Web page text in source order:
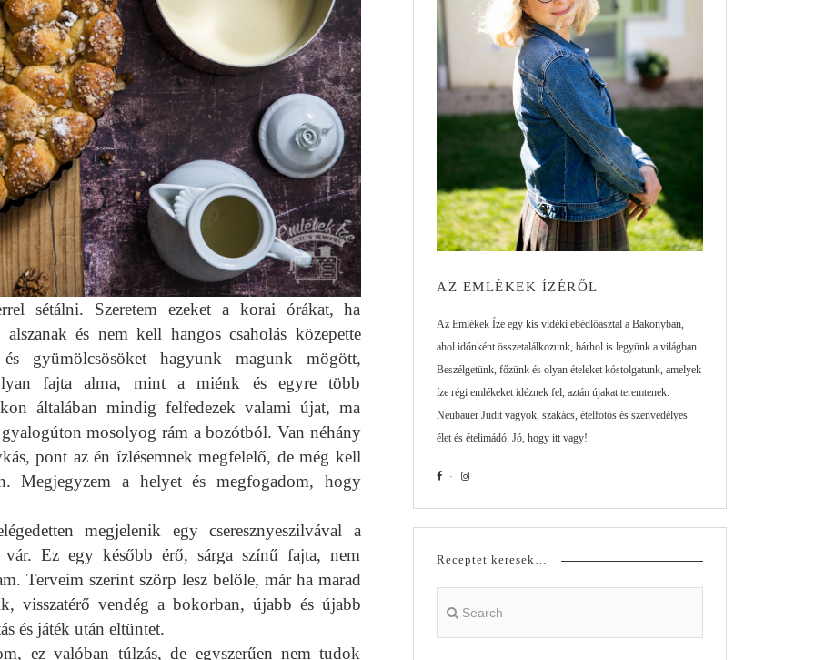
sétálni. Szeretem ezeket a korai órákat, ha
és nem kell hangos csaholás közepette
gyümölcsösöket hagyunk magunk mögött,
fajta alma, mint a miénk és egyre több
általában mindig felfedezek valami újat, ma
mosolyog rám a bozótból. Van néhány
pont az én ízlésemnek megfelelő, de még kell
Megjegyzem a helyet és megfogadom, hogy
megjelenik egy cseresznyeszilvával a
vár. Ez egy később érő, sárga színű fajta, nem
Terveim szerint szörp lesz belőle, már ha marad
visszatérő vendég a bokorban, újabb és újabb
és játék után eltüntet.
ez valóban túlzás, de egyszerűen nem tudok
AZ EMLÉKEK ÍZÉRŐL
Az Emlékek Íze egy kis vidéki ebédlőasztal a Bakonyban,
ahol időnként összetalálkozunk, bárhol is legyünk a világban.
Beszélgetünk, főzünk és olyan ételeket kóstolgatunk, amelyek
íze régi emlékeket idéznek fel, aztán újakat teremtenek.
Neubauer Judit vagyok, szakács, ételfotós és szenvedélyes
élet és ételimádó. Jó, hogy itt vagy!
Receptet keresek…